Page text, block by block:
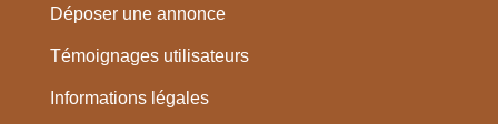
Déposer une annonce
Témoignages utilisateurs
Informations légales